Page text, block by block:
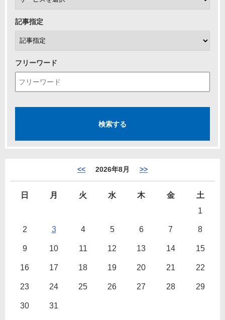
記事指定
フリーワード
<< 2026年8月 >>
日 月 火 水 木 金
土
1
2 3 4 5 6 7 8
9 10 11 12 13 14 15
16 17 18 19 20 21 22
23 24 25 26 27 28 29
30 31